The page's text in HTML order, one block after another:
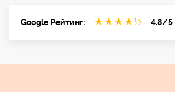
Google Рейтинг: ★ ★ ★ ★½ 4.8/5